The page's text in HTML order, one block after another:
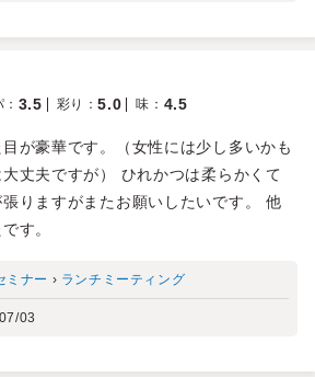
： 3.5 彩り ：5.0 味 ： 4.5
が豪華です。（女性には少し多いかも
丈夫ですが） ひれかつは柔らかくて
りますがまたお願いしたいです。 他
す。
ミナー › ランチミーティング
03